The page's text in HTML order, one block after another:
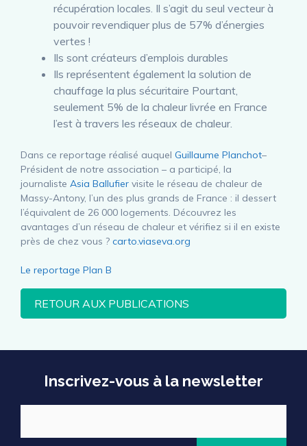
récupération locales. Il s’agit du seul vecteur à
pouvoir revendiquer plus de 57% d’énergies
vertes !
Ils sont créateurs d’emplois durables
Ils représentent également la solution de
chauffage la plus sécuritaire Pourtant,
seulement 5% de la chaleur livrée en France
l’est à travers les réseaux de chaleur.
Dans ce reportage réalisé auquel Guillaume Planchot–
Président de notre association – a participé, la
journaliste Asia Ballufier visite le réseau de chaleur de
Massy-Antony, l’un des plus grands de France : il dessert
l’équivalent de 26 000 logements. Découvrez les
avantages d’un réseau de chaleur et vérifiez si il en existe
près de chez vous ? carto.viaseva.org
Le reportage Plan B
RETOUR AUX PUBLICATIONS
Inscrivez-vous à la newsletter